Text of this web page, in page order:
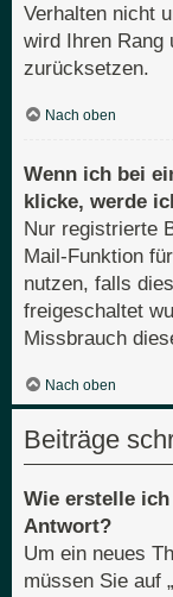
Verhalten nicht
wird Ihren Rang
zurücksetzen.
Nach oben
Wenn ich bei
klicke, werde
Nur registrierte
Mail-Funktion
nutzen, falls
freigeschaltet
Missbrauch
Nach oben
Beiträge
Wie erstelle
Antwort?
Um ein neues
müssen Sie auf